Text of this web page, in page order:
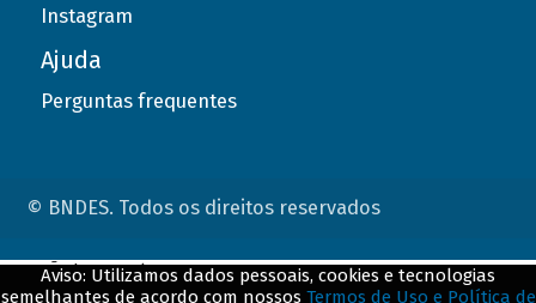
Instagram
Ajuda
Perguntas frequentes
© BNDES. Todos os direitos reservados
Aviso: Utilizamos dados pessoais, cookies e tecnologias
semelhantes de acordo com nossos Termos de Uso e Política de
ConteÃºdo complementar